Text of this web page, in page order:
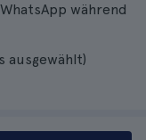
während
ausgewählt)